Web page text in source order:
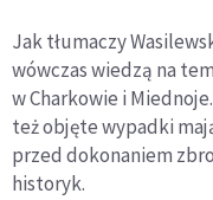
Jak tłumaczy
wówczas wiedzą na
w Charkowie i
też objęte wypadki
przed dokonaniem
historyk.